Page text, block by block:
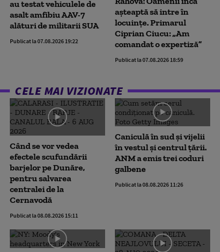
au testat vehiculele de
asalt amfibiu AAV-7
alături de militarii SUA
Publicat la 07.08.2026 19:22
așteaptă să intre în
locuințe. Primarul
Ciprian Ciucu: „Am
comandat o expertiză”
Publicat la 07.08.2026 18:59
CELE MAI VIZIONATE
Când se vor vedea
efectele scufundării
barjelor pe Dunăre,
pentru salvarea
centralei de la
Cernavodă
Publicat la 08.08.2026 15:11
Caniculă în sud și vijelii
în vestul și centrul țării.
ANM a emis trei coduri
galbene
Publicat la 08.08.2026 11:26